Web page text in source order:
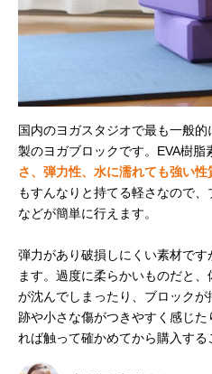
国内のヨガスタジオで最も一般
製のヨガブロックです。EVA樹脂
さ、弾力性、水に濡れても強い性
もすんなりと持てる軽さなので
などが簡単に行えます。
弾力があり破損しにくい素材です
ます。過度に柔らかいものだと
が沈んでしまったり、ブロック
跡や小さな傷がつきやすく感じ
れば触って確かめてから購入する